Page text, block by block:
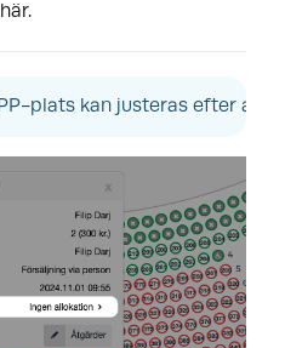
plats kan justeras efter att